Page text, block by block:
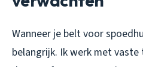
Wanneer je belt voor
belangrijk. Ik werk met